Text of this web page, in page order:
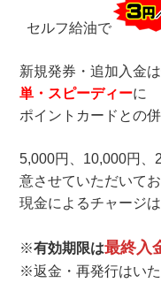
セルフ給油で
新規発券・追加入金
単・スピーディーに
ポイントカードとの
5,000円、10,000円、
意させていただいてお
現金によるチャージ
※有効期限は最終入
※返金・再発行はいた